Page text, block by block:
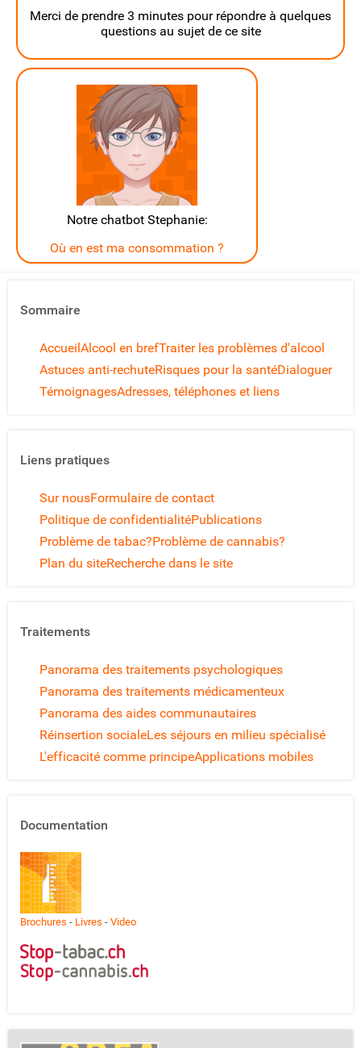
Merci de prendre 3 minutes pour répondre à quelques
questions au sujet de ce site
Notre chatbot Stephanie:
Où en est ma consommation ?
Sommaire
Accueil Alcool en brefTraiter les problèmes d'alcool
Astuces anti-rechuteRisques pour la santéDialoguer
TémoignagesAdresses, téléphones et liens
Liens pratiques
Sur nousFormulaire de contact
Politique de confidentialitéPublications
Problème de tabac?Problème de cannabis?
Plan du siteRecherche dans le site
Traitements
Panorama des traitements psychologiques
Panorama des traitements médicamenteux
Panorama des aides communautaires
Réinsertion socialeLes séjours en milieu spécialisé
L'efficacité comme principeApplications mobiles
Documentation
Brochures - Livres - Video